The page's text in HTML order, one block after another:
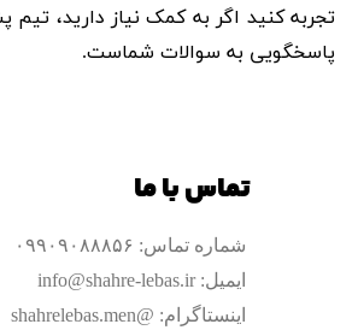
تماس با ما
شماره تماس: ۰۹۹۰۹۰۸۸۸۵۶
ایمیل: info@shahre-lebas.ir
اینستاگرام: @shahrelebas.men
تجربه کنید اگر به کمک نیاز دارید، تیم
پاسخگویی به سوالات شماست.​​​​​​​